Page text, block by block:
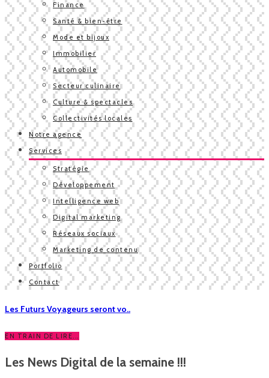
Finance
Santé & bien-être
Mode et bijoux
Immobilier
Automobile
Secteur culinaire
Culture & spectacles
Collectivités locales
Notre agence
Services
Stratégie
Développement
Intelligence web
Digital marketing
Réseaux sociaux
Marketing de contenu
Portfolio
Contact
Les Futurs Voyageurs seront vo..
EN TRAIN DE LIRE...
Les News Digital de la semaine !!!